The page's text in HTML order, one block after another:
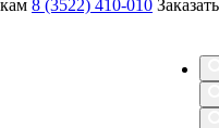
8 (3522) 410-010